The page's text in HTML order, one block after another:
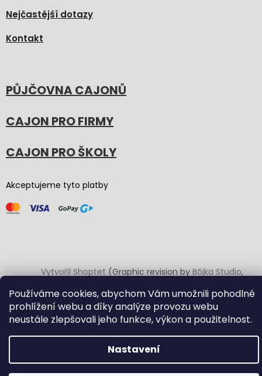
Používáme cookies, abychom Vám umožnili pohodlné
prohlížení webu a díky analýze provozu webu
neustále zlepšovali jeho funkce, výkon a použitelnost.
Nastavení
Nejčastější dotazy
Kontakt
PŮJČOVNA CAJONŮ
CAJON PRO FIRMY
CAJON PRO ŠKOLY
Akceptujeme tyto platby
Vytvořil Shoptet(Graphic revision byBōjka Studio,
Copyright 2026Carton Cajon. Všechna práva vyhrazena.
Upravit nastavení cookies